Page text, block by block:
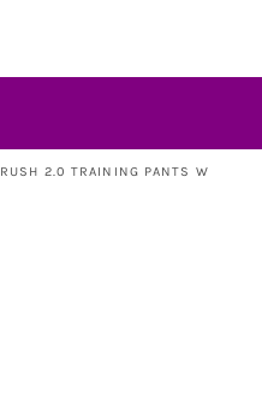
RUSH 2.0 TRAINING PANTS W